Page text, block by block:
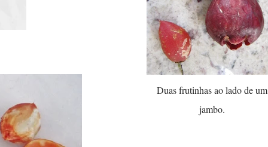
Duas frutinhas ao lado de um
jambo.